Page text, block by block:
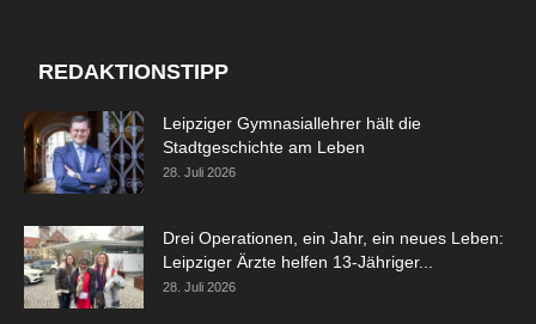
REDAKTIONSTIPP
Leipziger Gymnasiallehrer hält die
Stadtgeschichte am Leben
28. Juli 2026
Drei Operationen, ein Jahr, ein neues Leben:
Leipziger Ärzte helfen 13-Jähriger...
28. Juli 2026